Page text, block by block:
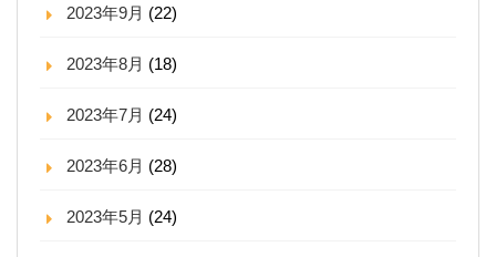
2023年9月 (22)
2023年8月 (18)
2023年7月 (24)
2023年6月 (28)
2023年5月 (24)